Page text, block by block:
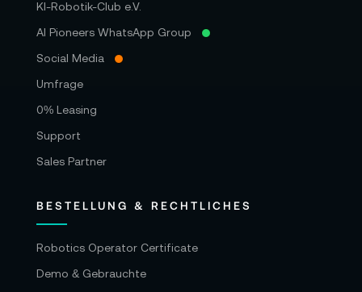
KI-Robotik-Club e.V.
AI Pioneers WhatsApp Group
Social Media
Umfrage
0% Leasing
Support
Sales Partner
BESTELLUNG & RECHTLICHES
Robotics Operator Certificate
Demo & Gebrauchte